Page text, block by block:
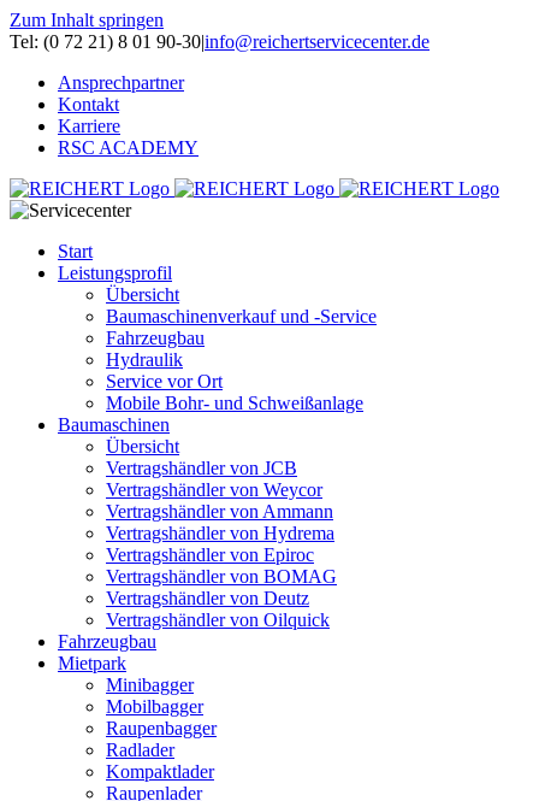
Zum Inhalt springen
Tel: (0 72 21) 8 01 90-30|info@reichertservicecenter.de
Ansprechpartner
Kontakt
Karriere
RSC ACADEMY
Start
Leistungsprofil
Übersicht
Baumaschinenverkauf und -Service
Fahrzeugbau
Hydraulik
Service vor Ort
Mobile Bohr- und Schweißanlage
Baumaschinen
Übersicht
Vertragshändler von JCB
Vertragshändler von Weycor
Vertragshändler von Ammann
Vertragshändler von Hydrema
Vertragshändler von Epiroc
Vertragshändler von BOMAG
Vertragshändler von Deutz
Vertragshändler von Oilquick
Fahrzeugbau
Mietpark
Minibagger
Mobilbagger
Raupenbagger
Radlader
Kompaktlader
Raupenlader